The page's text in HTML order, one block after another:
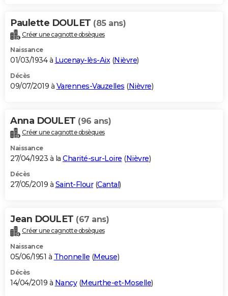
Paulette DOULET (85 ans)
Créer une cagnotte obsèques
Naissance
01/03/1934 à Lucenay-lès-Aix(Nièvre)
Décès
09/07/2019 à Varennes-Vauzelles (Nièvre)
Anna DOULET (96 ans)
Créer une cagnotte obsèques
Naissance
27/04/1923 à la Charité-sur-Loire (Nièvre)
Décès
27/05/2019 à Saint-Flour(Cantal )
Jean DOULET (67 ans)
Créer une cagnotte obsèques
Naissance
05/06/1951 à Thonnelle (Meuse)
Décès
14/04/2019 à Nancy(Meurthe-et-Moselle)